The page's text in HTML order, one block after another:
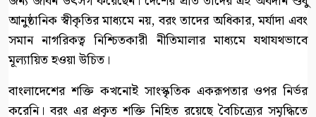
আনুষ্ঠানিক স্বীকৃতির মাধ্যমে নয়, বরং তাদের অধিকার, মর্যাদা এবং
সমান নাগরিকত্ব নিশ্চিতকারী নীতিমালার মাধ্যমে যথাযথভাবে
মূল্যায়িত হওয়া উচিত।
বাংলাদেশের শক্তি কখনোই সাংস্কৃতিক একরূপতার ওপর নির্ভর
করেনি। বরং এর প্রকৃত শক্তি নিহিত রয়েছে বৈচিত্র্যের সমৃদ্ধিতে